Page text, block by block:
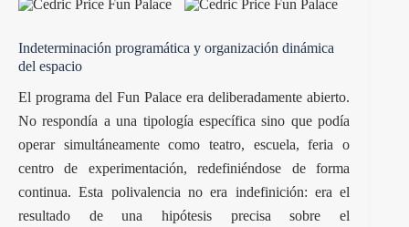
Indeterminación programática y organización dinámica
del espacio
El programa del Fun Palace era deliberadamente abierto.
No respondía a una tipología específica sino que podía
operar simultáneamente como teatro, escuela, feria o
centro de experimentación, redefiniéndose de forma
continua. Esta polivalencia no era indefinición: era el
resultado de una hipótesis precisa sobre el